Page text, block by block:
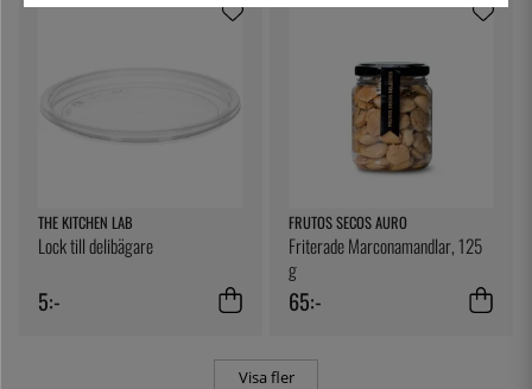
THE KITCHEN LAB
Lock till delibägare
5:-
FRUTOS SECOS AURO
Friterade Marconamandlar, 125
g
65:-
Visa fler